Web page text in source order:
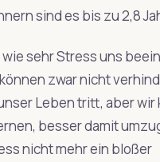
sind es bis zu 2,8
wie sehr Stress uns
zwar nicht
Leben tritt, aber wir
besser damit
nicht mehr ein bloßer